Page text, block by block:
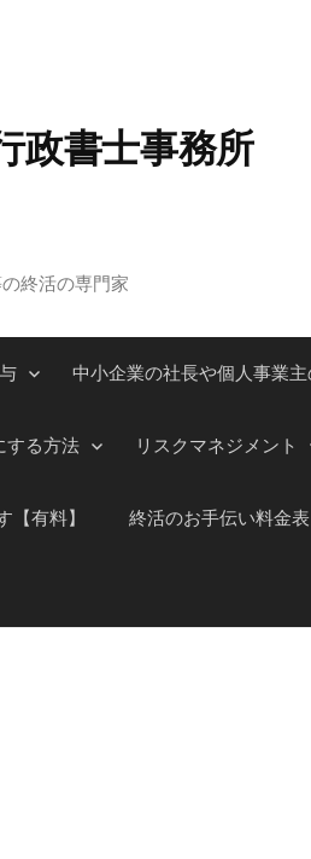
政書士事務所
終活の専門家
中小企業の社長や個人事業
する方法 リスクマネジメント
【有料】 終活のお手伝い料金表